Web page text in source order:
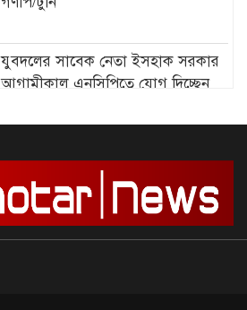
যুবদলের সাবেক নেতা ইসহাক সরকার
আগামীকাল এনসিপিতে যোগ দিচ্ছেন
পরোয়ানা
সাগরে আজ থেকে ৫৮ দিনের জন্য মাছ